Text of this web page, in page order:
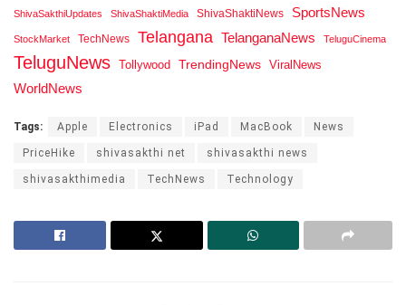
ShivaSakthiUpdates ShivaShaktiMedia ShivaShaktiNews SportsNews
StockMarket TechNews Telangana TelanganaNews TeluguCinema
TeluguNews Tollywood TrendingNews ViralNews
WorldNews
Tags: Apple Electronics iPad MacBook News
PriceHike shivasakthi net shivasakthi news
shivasakthimedia TechNews Technology